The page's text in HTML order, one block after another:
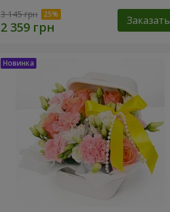
3 145 грн Заказать